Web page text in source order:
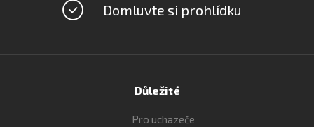
Domluvte si prohlídku
Důležité
Pro uchazeče